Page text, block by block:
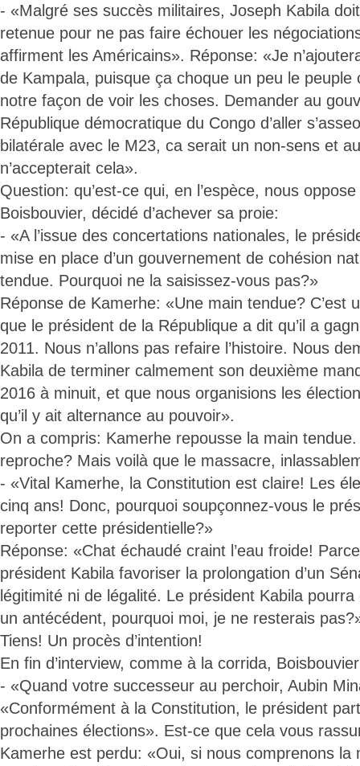
- «Malgré ses succès militaires, Joseph Kabila
retenue pour ne pas faire échouer les
affirment les Américains». Réponse: «Je
de Kampala, puisque ça choque un peu le peuple
notre façon de voir les choses. Demander au
République démocratique du Congo d’aller
bilatérale avec le M23, ca serait un non-sens et
n’accepterait cela».
Question: qu’est-ce qui, en l’espèce, nous
Boisbouvier, décidé d’achever sa proie:
- «A l’issue des concertations nationales, le
mise en place d’un gouvernement de cohésion
tendue. Pourquoi ne la saisissez-vous pas?»
Réponse de Kamerhe: «Une main tendue? C’est
que le président de la République a dit qu’il a
2011. Nous n’allons pas refaire l’histoire. Nous
Kabila de terminer calmement son deuxième
2016 à minuit, et que nous organisions les
qu’il y ait alternance au pouvoir».
On a compris: Kamerhe repousse la main
reproche? Mais voilà que le massacre,
- «Vital Kamerhe, la Constitution est claire! Les
cinq ans! Donc, pourquoi soupçonnez-vous le
reporter cette présidentielle?»
Réponse: «Chat échaudé craint l’eau froide!
président Kabila favoriser la prolongation d’un
légitimité ni de légalité. Le président Kabila
un antécédent, pourquoi moi, je ne resterais
Tiens! Un procès d’intention!
En fin d’interview, comme à la corrida,
- «Quand votre successeur au perchoir, Aubin
«Conformément à la Constitution, le président
prochaines élections». Est-ce que cela vous
Kamerhe est perdu: «Oui, si nous comprenons la